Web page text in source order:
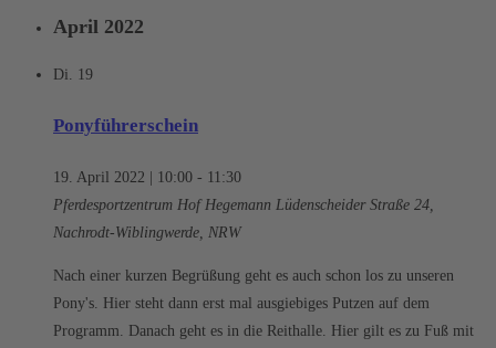
April 2022
Di. 19
Ponyführerschein
19. April 2022 | 10:00 - 11:30
Pferdesportzentrum Hof Hegemann Lüdenscheider Straße 24,
Nachrodt-Wiblingwerde, NRW
Nach einer kurzen Begrüßung geht es auch schon los zu unseren
Pony's. Hier steht dann erst mal ausgiebiges Putzen auf dem
Programm. Danach geht es in die Reithalle. Hier gilt es zu Fuß mit